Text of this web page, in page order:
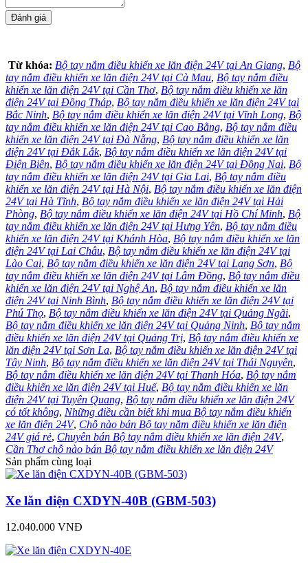
Từ khóa: Bộ tay nắm điều khiển xe lăn điện 24V tại An Giang, Bộ
tay nắm điều khiển xe lăn điện 24V tại Cà Mau, Bộ tay nắm điều
khiển xe lăn điện 24V tại Cần Thơ, Bộ tay nắm điều khiển xe lăn
điện 24V tại Đồng Tháp, Bộ tay nắm điều khiển xe lăn điện 24V tại
Bắc Ninh, Bộ tay nắm điều khiển xe lăn điện 24V tại Vĩnh Long, Bộ
tay nắm điều khiển xe lăn điện 24V tại Cao Bằng, Bộ tay nắm điều
khiển xe lăn điện 24V tại Đà Nẵng, Bộ tay nắm điều khiển xe lăn
điện 24V tại Đắk Lắk, Bộ tay nắm điều khiển xe lăn điện 24V tại
Điện Biên, Bộ tay nắm điều khiển xe lăn điện 24V tại Đồng Nai, Bộ
tay nắm điều khiển xe lăn điện 24V tại Gia Lai, Bộ tay nắm điều
khiển xe lăn điện 24V tại Hà Nội, Bộ tay nắm điều khiển xe lăn điện
24V tại Hà Tĩnh, Bộ tay nắm điều khiển xe lăn điện 24V tại Hải
Phòng, Bộ tay nắm điều khiển xe lăn điện 24V tại Hồ Chí Minh, Bộ
tay nắm điều khiển xe lăn điện 24V tại Hưng Yên, Bộ tay nắm điều
khiển xe lăn điện 24V tại Khánh Hòa, Bộ tay nắm điều khiển xe lăn
điện 24V tại Lai Châu, Bộ tay nắm điều khiển xe lăn điện 24V tại
Lào Cai, Bộ tay nắm điều khiển xe lăn điện 24V tại Lạng Sơn, Bộ
tay nắm điều khiển xe lăn điện 24V tại Lâm Đồng, Bộ tay nắm điều
khiển xe lăn điện 24V tại Nghệ An, Bộ tay nắm điều khiển xe lăn
điện 24V tại Ninh Bình, Bộ tay nắm điều khiển xe lăn điện 24V tại
Phú Thọ, Bộ tay nắm điều khiển xe lăn điện 24V tại Quảng Ngãi,
Bộ tay nắm điều khiển xe lăn điện 24V tại Quảng Ninh, Bộ tay nắm
điều khiển xe lăn điện 24V tại Quảng Trị, Bộ tay nắm điều khiển xe
lăn điện 24V tại Sơn La, Bộ tay nắm điều khiển xe lăn điện 24V tại
Tây Ninh, Bộ tay nắm điều khiển xe lăn điện 24V tại Thái Nguyên,
Bộ tay nắm điều khiển xe lăn điện 24V tại Thanh Hóa, Bộ tay nắm
điều khiển xe lăn điện 24V tại Huế, Bộ tay nắm điều khiển xe lăn
điện 24V tại Tuyên Quang, Bộ tay nắm điều khiển xe lăn điện 24V
có tốt không, Những điều cần biết khi mua Bộ tay nắm điều khiển
xe lăn điện 24V, Chỗ nào bán Bộ tay nắm điều khiển xe lăn điện
24V giá rẻ, Chuyên bán Bộ tay nắm điều khiển xe lăn điện 24V,
Cần Thơ chỗ nào bán Bộ tay nắm điều khiển xe lăn điện 24V
Sản phẩm cùng loại
Xe lăn điện CXDYN-40B (GBM-503)
12.040.000 VNĐ